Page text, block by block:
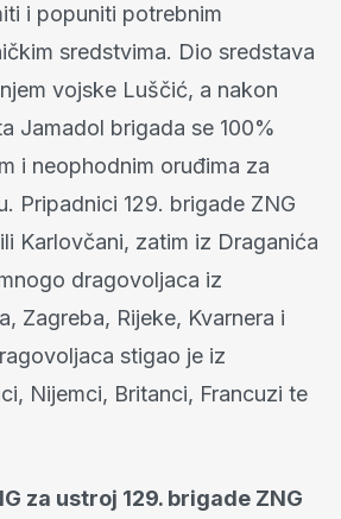
i popuniti potrebnim
sredstvima. Dio sredstava
vojske Luščić, a nakon
Jamadol brigada se 100%
i neophodnim oruđima za
Pripadnici 129. brigade ZNG
Karlovčani, zatim iz Draganića
dragovoljaca iz
Zagreba, Rijeke, Kvarnera i
stigao je iz
Nijemci, Britanci, Francuzi te
za ustroj 129. brigade ZNG